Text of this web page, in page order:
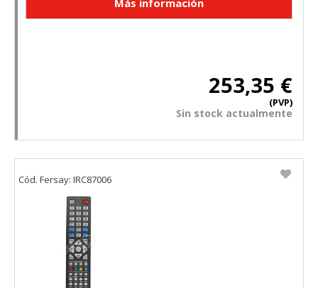
253,35 €
(PVP)
Sin stock actualmente
Cód. Fersay: IRC87006